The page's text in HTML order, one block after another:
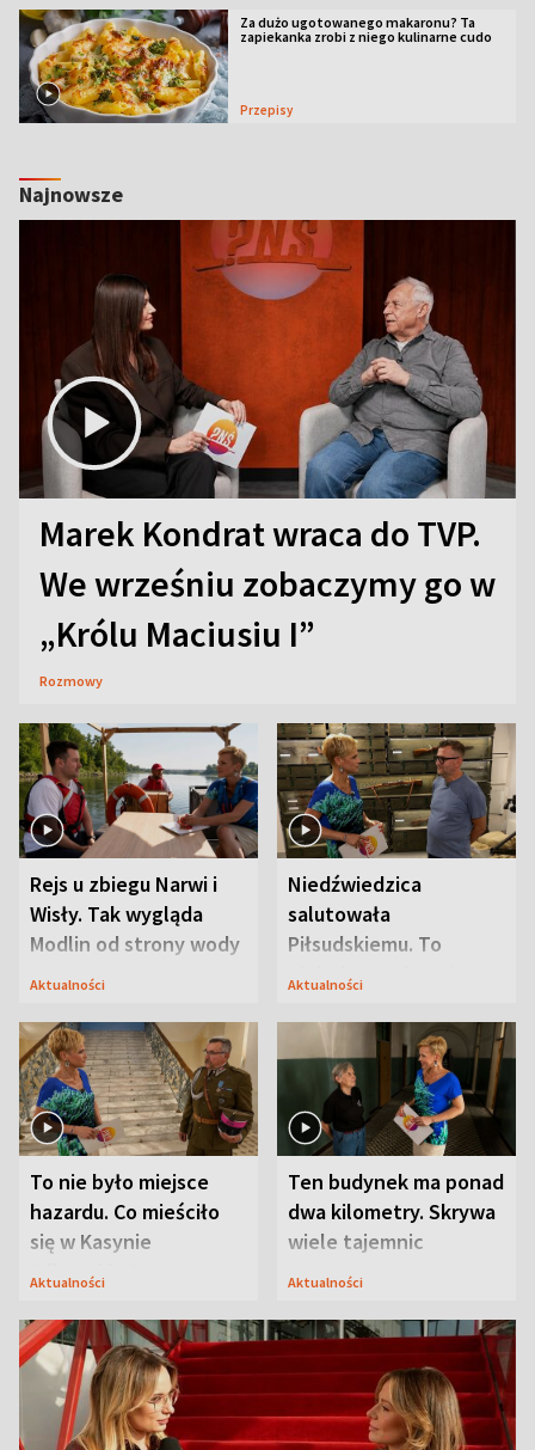
Za dużo ugotowanego makaronu? Ta
zapiekanka zrobi z niego kulinarne cudo
Przepisy
Najnowsze
Marek Kondrat wraca do TVP.
We wrześniu zobaczymy go w
„Królu Maciusiu I”
Rozmowy
Rejs u zbiegu Narwi i
Wisły. Tak wygląda
Modlin od strony wody
Aktualności
Niedźwiedzica
salutowała
Piłsudskiemu. To
niejedyna tajemnica
Aktualności
To nie było miejsce
hazardu. Co mieściło
się w Kasynie
Oficerskim?
Aktualności
Ten budynek ma ponad
dwa kilometry. Skrywa
wiele tajemnic
Aktualności